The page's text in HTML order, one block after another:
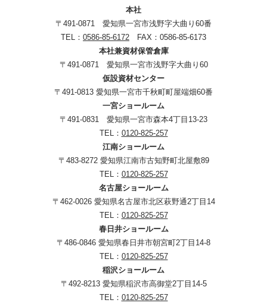
本社
〒491-0871 愛知県一宮市浅野字大曲り60番
TEL： 0586-85-6172 FAX：0586-85-6173
本社兼資材保管倉庫
〒491-0871 愛知県一宮市浅野字大曲り60
仮設資材センター
〒491-0813 愛知県一宮市千秋町町屋端畑60番
一宮ショールーム
〒491-0831 愛知県一宮市森本4丁目13-23
TEL： 0120-825-257
江南ショールーム
〒483-8272 愛知県江南市古知野町北屋敷89
TEL： 0120-825-257
名古屋ショールーム
〒462-0026 愛知県名古屋市北区萩野通2丁目14
TEL： 0120-825-257
春日井ショールーム
〒486-0846 愛知県春日井市朝宮町2丁目14-8
TEL： 0120-825-257
稲沢ショールーム
〒492-8213 愛知県稲沢市高御堂2丁目14-5
TEL： 0120-825-257